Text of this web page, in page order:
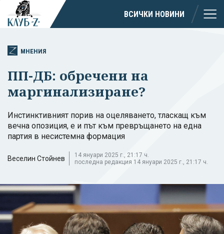
ВСИЧКИ НОВИНИ
МНЕНИЯ
ПП-ДБ: обречени на
маргинализиране?
Инстинктивният порив на оцеляването, тласкащ към
вечна опозиция, е и път към превръщането на една
партия в несистемна формация
Веселин Стойнев
14 януари 2025 г., 21:17 ч.
последна редакция 14 януари 2025 г., 21:17 ч.